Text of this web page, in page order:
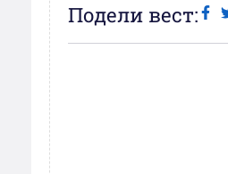
Подели вест: